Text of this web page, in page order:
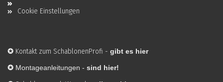
Cookie Einstellungen
✪ Kontakt zum SchablonenProfi - gibt es hier
✪ Montageanleitungen - sind hier!